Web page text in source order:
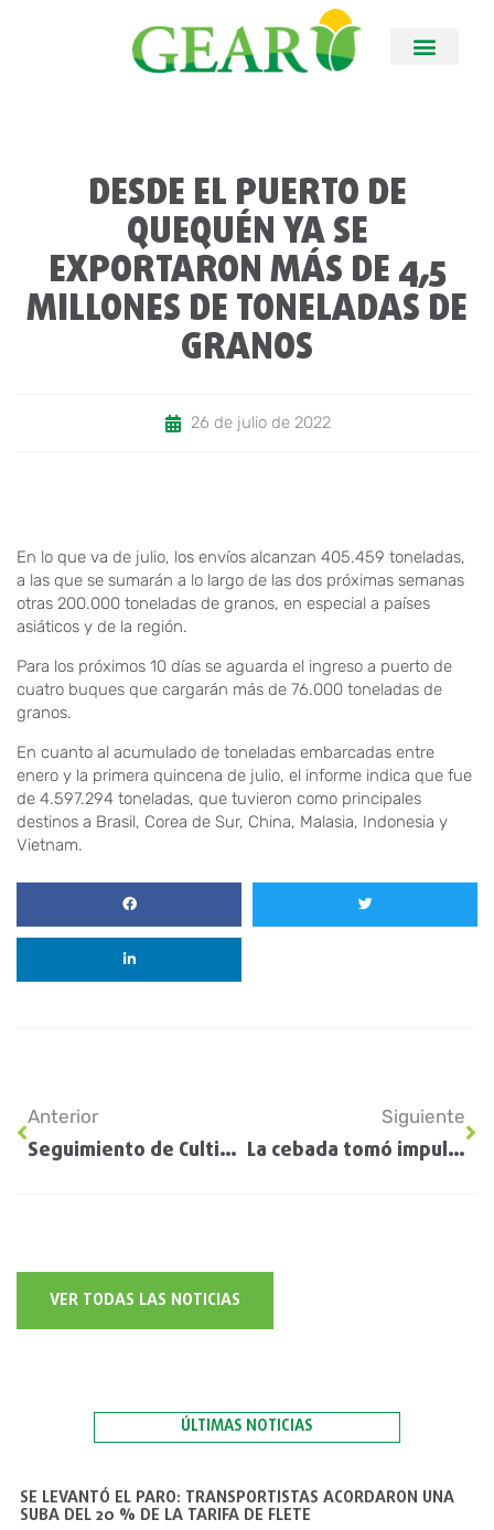
DESDE EL PUERTO DE
QUEQUÉN YA SE
EXPORTARON MÁS DE 4,5
MILLONES DE TONELADAS DE
GRANOS
26 de julio de 2022
En lo que va de julio, los envíos alcanzan 405.459 toneladas,
a las que se sumarán a lo largo de las dos próximas semanas
otras 200.000 toneladas de granos, en especial a países
asiáticos y de la región.
Para los próximos 10 días se aguarda el ingreso a puerto de
cuatro buques que cargarán más de 76.000 toneladas de
granos.
En cuanto al acumulado de toneladas embarcadas entre
enero y la primera quincena de julio, el informe indica que fue
de 4.597.294 toneladas, que tuvieron como principales
destinos a Brasil, Corea de Sur, China, Malasia, Indonesia y
Vietnam.
Anterior
Seguimiento de Cultivos EE.UU: Informe USDA
Siguiente
La cebada tomó impulso en el sur y terminó la siembra con más hectáreas que el año pasado
VER TODAS LAS NOTICIAS
ÚLTIMAS NOTICIAS
SE LEVANTÓ EL PARO: TRANSPORTISTAS ACORDARON UNA
SUBA DEL 20 % DE LA TARIFA DE FLETE